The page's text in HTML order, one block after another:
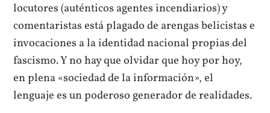
locutores (auténticos agentes incendiarios) y
comentaristas está plagado de arengas belicistas e
invocaciones a la identidad nacional propias del
fascismo. Y no hay que olvidar que hoy por hoy,
en plena «sociedad de la información», el
lenguaje es un poderoso generador de realidades.